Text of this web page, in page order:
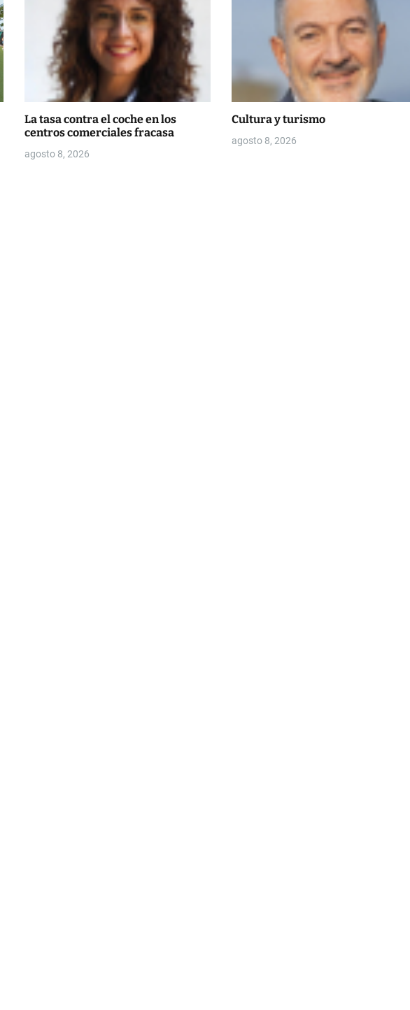
La tasa contra el coche en los
centros comerciales fracasa
agosto 8, 2026
Cultura y turismo
agosto 8, 2026